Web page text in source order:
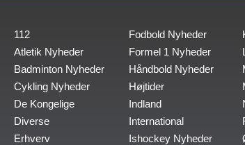
112
Atletik Nyheder
Badminton Nyheder
Cykling Nyheder
De Kongelige
Diverse
Erhverv
Fodbold Nyheder
Formel 1 Nyheder
Håndbold Nyheder
Højtider
Indland
International
Ishockey Nyheder